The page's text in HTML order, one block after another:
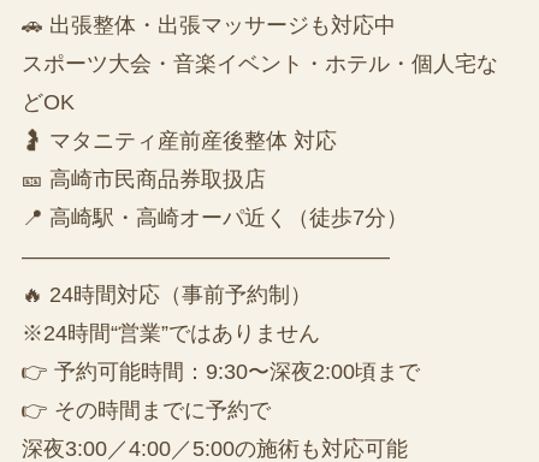
🚗 出張整体・出張マッサージも対応中
スポーツ大会・音楽イベント・ホテル・個人宅な
どOK
🤰 マタニティ産前産後整体 対応
🎫 高崎市民商品券取扱店
📍 高崎駅・高崎オーパ近く（徒歩7分）
—————————————————
🔥 24時間対応（事前予約制）
※24時間“営業”ではありません
👉 予約可能時間：9:30〜深夜2:00頃まで
👉 その時間までに予約で
深夜3:00／4:00／5:00の施術も対応可能